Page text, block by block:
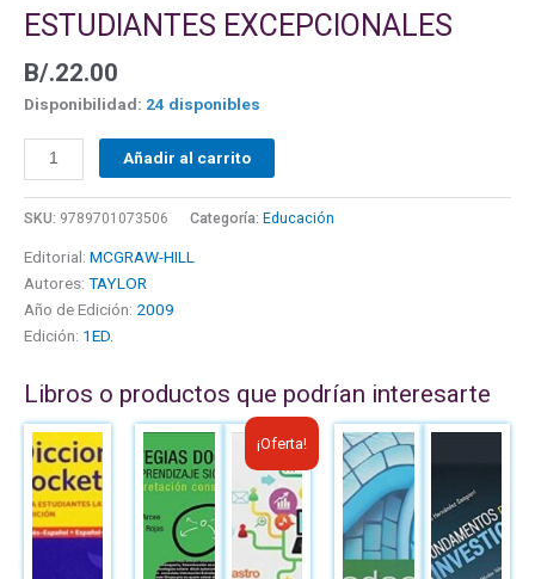
ESTUDIANTES EXCEPCIONALES
B/.22.00
Disponibilidad: 24 disponibles
Añadir al carrito
SKU: 9789701073506 Categoría: Educación
Editorial: MCGRAW-HILL
Autores: TAYLOR
Año de Edición: 2009
Edición: 1ED.
Libros o productos que podrían interesarte
¡Oferta!
El
precio
original
era:
B/.69.05.
El
precio
actual
es:
B/.41.00.